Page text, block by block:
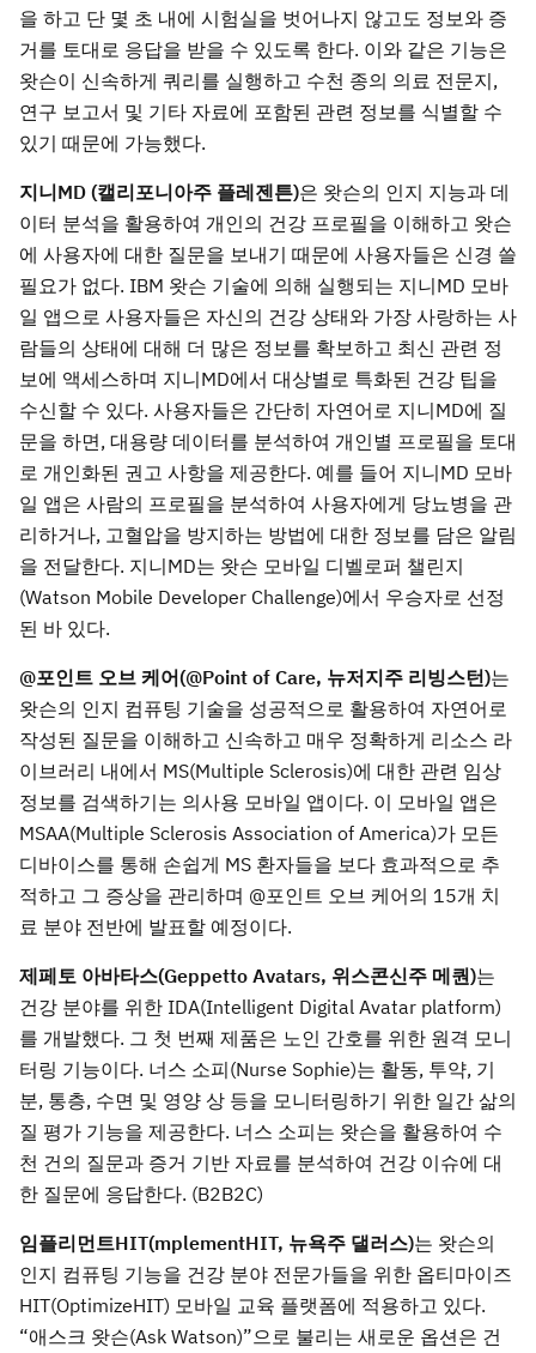
을 하고 단 몇 초 내에 시험실을 벗어나지 않고도 정보와 증
거를 토대로 응답을 받을 수 있도록 한다. 이와 같은 기능은
왓슨이 신속하게 쿼리를 실행하고 수천 종의 의료 전문지,
연구 보고서 및 기타 자료에 포함된 관련 정보를 식별할 수
있기 때문에 가능했다.
지니MD (캘리포니아주 플레젠튼)은 왓슨의 인지 지능과 데
이터 분석을 활용하여 개인의 건강 프로필을 이해하고 왓슨
에 사용자에 대한 질문을 보내기 때문에 사용자들은 신경 쓸
필요가 없다. IBM 왓슨 기술에 의해 실행되는 지니MD 모바
일 앱으로 사용자들은 자신의 건강 상태와 가장 사랑하는 사
람들의 상태에 대해 더 많은 정보를 확보하고 최신 관련 정
보에 액세스하며 지니MD에서 대상별로 특화된 건강 팁을
수신할 수 있다. 사용자들은 간단히 자연어로 지니MD에 질
문을 하면, 대용량 데이터를 분석하여 개인별 프로필을 토대
로 개인화된 권고 사항을 제공한다. 예를 들어 지니MD 모바
일 앱은 사람의 프로필을 분석하여 사용자에게 당뇨병을 관
리하거나, 고혈압을 방지하는 방법에 대한 정보를 담은 알림
을 전달한다. 지니MD는 왓슨 모바일 디벨로퍼 챌린지
(Watson Mobile Developer Challenge)에서 우승자로 선정
된 바 있다.
@포인트 오브 케어(@Point of Care, 뉴저지주 리빙스턴)는
왓슨의 인지 컴퓨팅 기술을 성공적으로 활용하여 자연어로
작성된 질문을 이해하고 신속하고 매우 정확하게 리소스 라
이브러리 내에서 MS(Multiple Sclerosis)에 대한 관련 임상
정보를 검색하기는 의사용 모바일 앱이다. 이 모바일 앱은
MSAA(Multiple Sclerosis Association of America)가 모든
디바이스를 통해 손쉽게 MS 환자들을 보다 효과적으로 추
적하고 그 증상을 관리하며 @포인트 오브 케어의 15개 치
료 분야 전반에 발표할 예정이다.
제페토 아바타스(Geppetto Avatars, 위스콘신주 메퀀)는
건강 분야를 위한 IDA(Intelligent Digital Avatar platform)
를 개발했다. 그 첫 번째 제품은 노인 간호를 위한 원격 모니
터링 기능이다. 너스 소피(Nurse Sophie)는 활동, 투약, 기
분, 통층, 수면 및 영양 상 등을 모니터링하기 위한 일간 삶의
질 평가 기능을 제공한다. 너스 소피는 왓슨을 활용하여 수
천 건의 질문과 증거 기반 자료를 분석하여 건강 이슈에 대
한 질문에 응답한다. (B2B2C)
임플리먼트HIT(mplementHIT, 뉴욕주 댈러스)는 왓슨의
인지 컴퓨팅 기능을 건강 분야 전문가들을 위한 옵티마이즈
HIT(OptimizeHIT) 모바일 교육 플랫폼에 적용하고 있다.
“애스크 왓슨(Ask Watson)”으로 불리는 새로운 옵션은 건